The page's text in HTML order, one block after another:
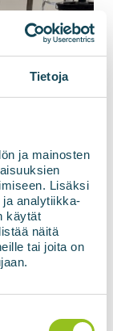
Tietoja
ja mainosten
Lisäksi
analytiikka-
käytät
näitä
tai joita on